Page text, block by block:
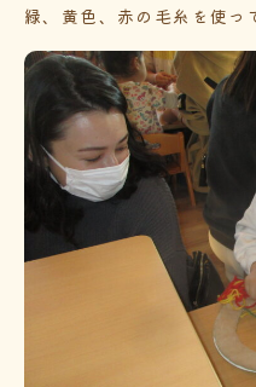
緑、黄色、赤の毛糸を使っ